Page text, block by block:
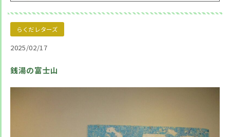
らくだレターズ
2025/02/17
銭湯の富士山